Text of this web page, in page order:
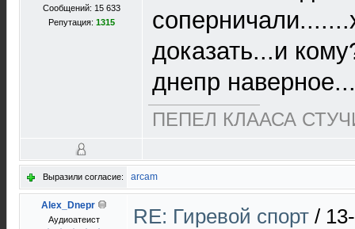
Сообщений: 15 633
Репутация: 1315
доказать...и
днепр
ПЕПЕЛ КЛААСА
Выразили согласие: arcam
Alex_Dnepr
Aудиоатеист RE: Гиревой спорт /